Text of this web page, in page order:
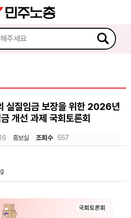
실질임금 보장을 위한 2026년
개선 과제 국회토론회
홍보실 조회수 557
스케치북5
스케치북5